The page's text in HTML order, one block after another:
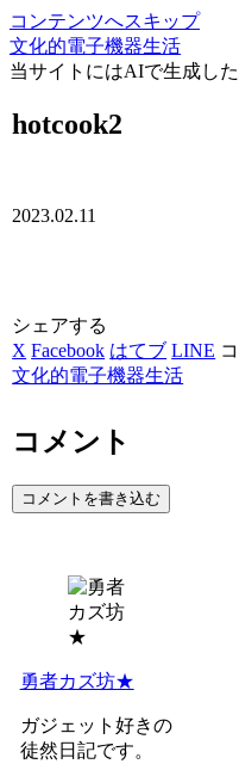
コンテンツへスキップ
文化的電子機器生活
当サイトにはAIで生成し
hotcook2
2023.02.11
シェアする
X Facebook はてブ LINE
文化的電子機器生活
コメント
コメントを書き込む
勇者カズ坊★
ガジェット好きの
徒然日記です。